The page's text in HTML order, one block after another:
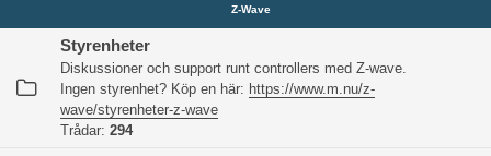
Z-Wave
Styrenheter
Diskussioner och support runt controllers med Z-wave.
Ingen styrenhet? Köp en här: https://www.m.nu/z-
wave/styrenheter-z-wave
Trådar: 294